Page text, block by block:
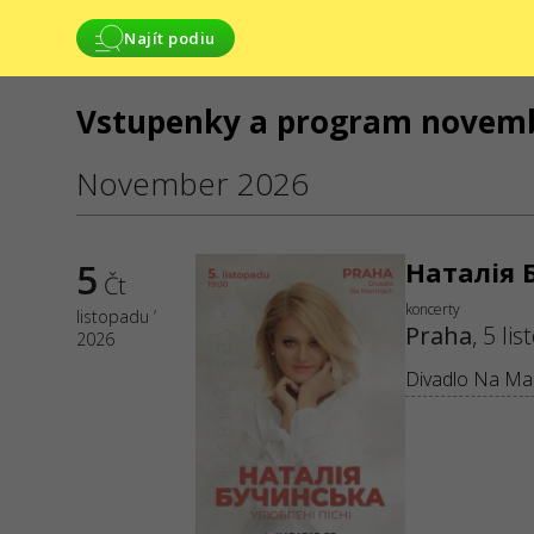
Najít podiu
SLUŽBY
Dodání a platba
Vstupenky a program
November 2026
5 Čt
listopadu ’
2026
Наталія
koncerty
Praha, 5
Divadlo Na